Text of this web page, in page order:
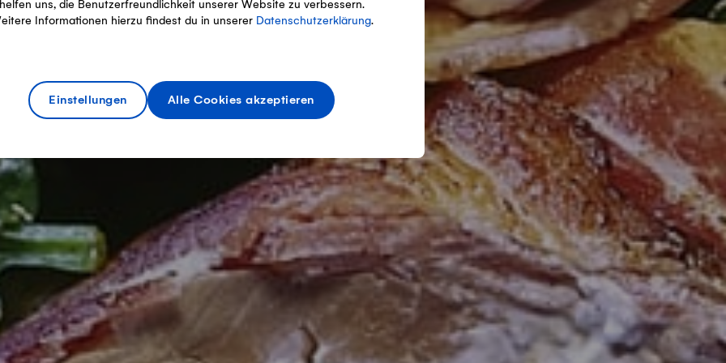
uns, die Benutzerfreundlichkeit unserer Website zu verbessern.
Informationen hierzu findest du in unserer Datenschutzerklärung.
Einstellungen Alle Cookies akzeptieren